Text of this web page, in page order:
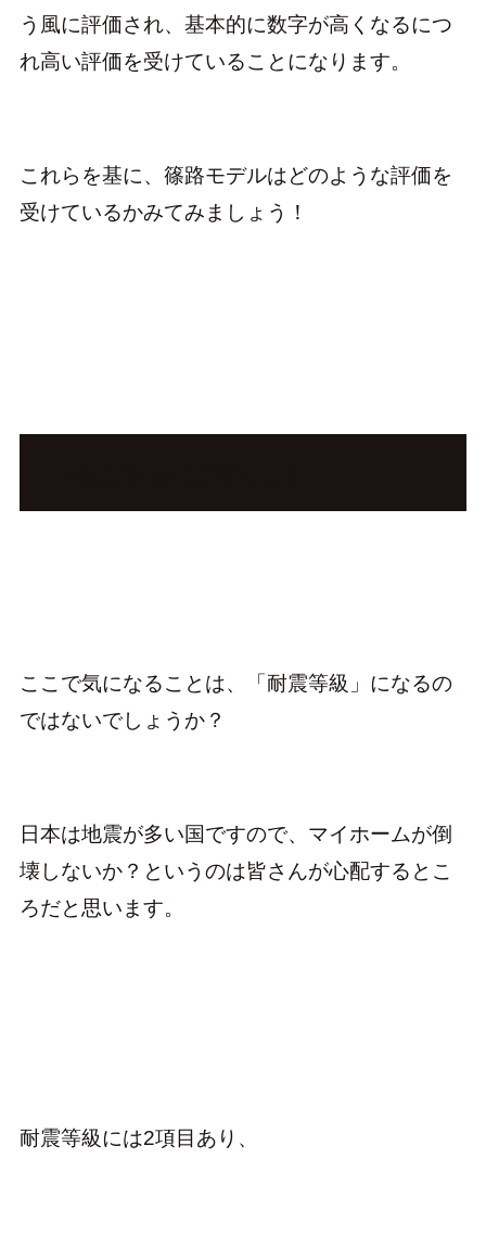
う風に評価され、基本的に数字が高くなるにつ
れ高い評価を受けていることになります。
これらを基に、篠路モデルはどのような評価を
受けているかみてみましょう！
ここで気になることは、「耐震等級」になるの
ではないでしょうか？
日本は地震が多い国ですので、マイホームが倒
壊しないか？というのは皆さんが心配するとこ
ろだと思います。
耐震等級には2項目あり、